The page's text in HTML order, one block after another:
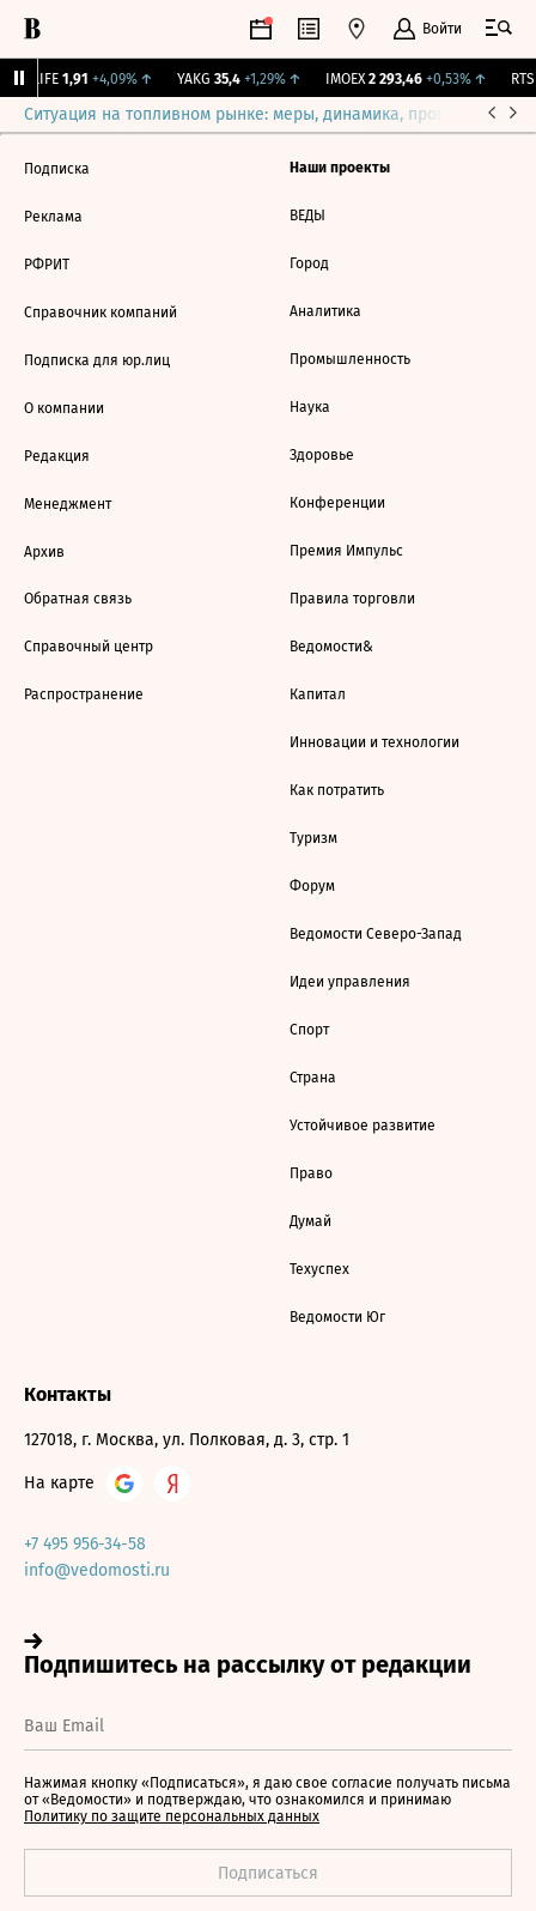
Войти
LIFE 1,91 +4,09%↑ YAKG 35,4 +1,29%↑ IMOEX 2 293,46 +0,53%↑ RTSI
Ситуация на топливном рынке: меры, динамика, прогнозы
Подписка
Реклама
РФРИТ
Справочник компаний
Подписка для юр.лиц
О компании
Редакция
Менеджмент
Архив
Обратная связь
Справочный центр
Распространение
Наши проекты
ВЕДЫ
Город
Аналитика
Промышленность
Наука
Здоровье
Конференции
Премия Импульс
Правила торговли
Ведомости&
Капитал
Инновации и технологии
Как потратить
Туризм
Форум
Ведомости Северо-Запад
Идеи управления
Спорт
Страна
Устойчивое развитие
Право
Думай
Техуспех
Ведомости Юг
Контакты
127018, г. Москва, ул. Полковая, д. 3, стр. 1
На карте
+7 495 956-34-58
info@vedomosti.ru
Нажимая кнопку «Подписаться», я даю свое согласие получать письма
от «Ведомости» и подтверждаю, что ознакомился и принимаю
Политику по защите персональных данных